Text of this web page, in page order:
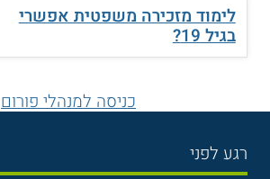
לימוד מזכירה משפטית אפשרי
בגיל 19?
כניסה למנהלי פורום
רגע לפני